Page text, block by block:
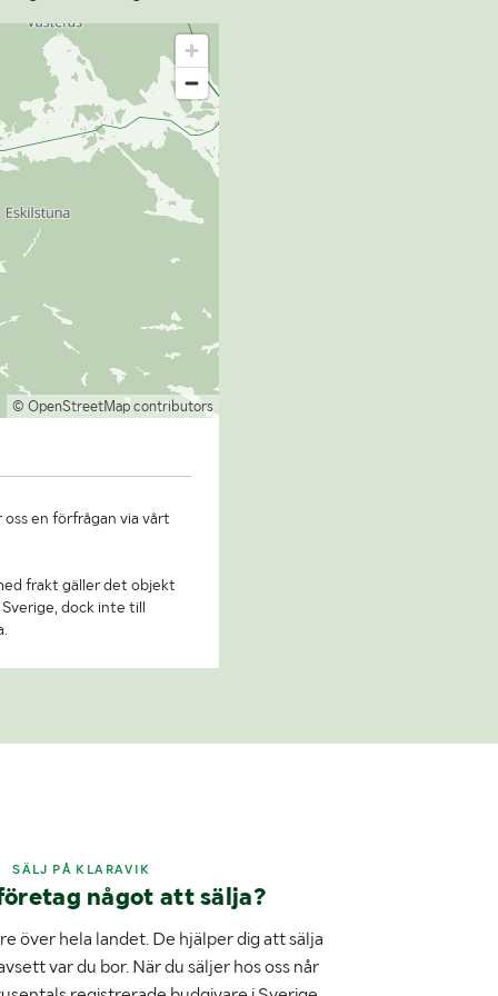
© OpenStreetMap contributors
en förfrågan via vårt
frakt gäller det objekt
dock inte till
SÄLJ PÅ KLARAVIK
något att sälja?
över hela landet. De hjälper dig att sälja
var du bor. När du säljer hos oss når